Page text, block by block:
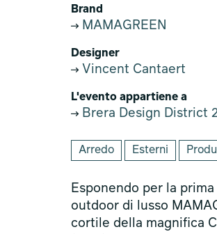
Brand
MAMAGREEN
Designer
Vincent Cantaert
L'evento appartiene a
Brera Design District
Arredo Esterni
Esponendo per la
outdoor di lusso
cortile della magnifica